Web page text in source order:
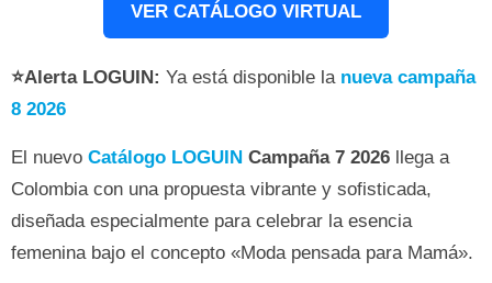
VER CATÁLOGO VIRTUAL
⭐Alerta LOGUIN: Ya está disponible la nueva campaña
8 2026
El nuevo Catálogo LOGUIN Campaña 7 2026 llega a
Colombia con una propuesta vibrante y sofisticada,
diseñada especialmente para celebrar la esencia
femenina bajo el concepto «Moda pensada para Mamá».